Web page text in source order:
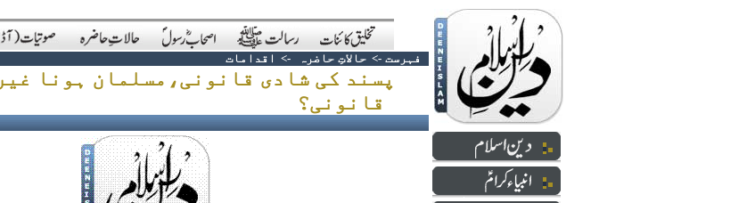
فہرست -> حالاتِ حاضرہ -> اقدامات
پسند کی شادی قانونی،مسلمان ہونا غیر